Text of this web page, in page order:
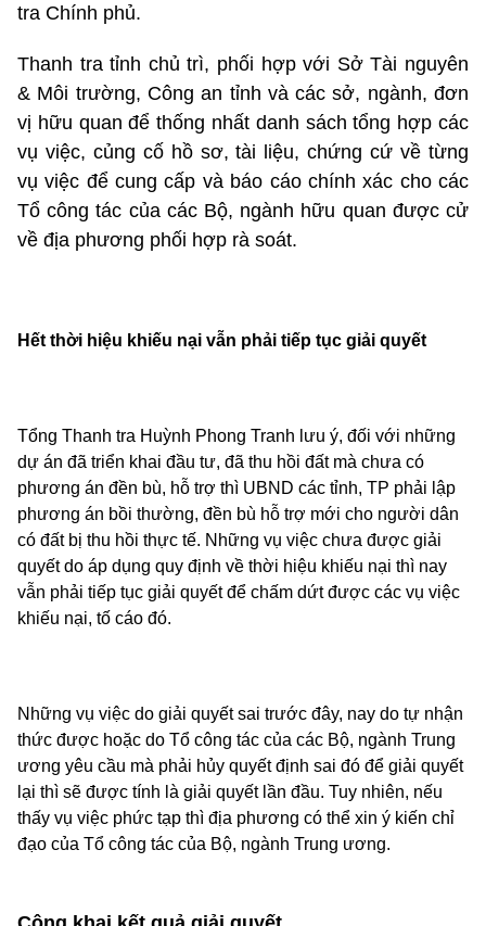
tra Chính phủ.
Thanh tra tỉnh chủ trì, phối hợp với Sở Tài nguyên
& Môi trường, Công an tỉnh và các sở, ngành, đơn
vị hữu quan để thống nhất danh sách tổng hợp các
vụ việc, củng cố hồ sơ, tài liệu, chứng cứ về từng
vụ việc để cung cấp và báo cáo chính xác cho các
Tổ công tác của các Bộ, ngành hữu quan được cử
về địa phương phối hợp rà soát.
Hết thời hiệu khiếu nại vẫn phải tiếp tục giải quyết
Tổng Thanh tra Huỳnh Phong Tranh lưu ý, đối với những
dự án đã triển khai đầu tư, đã thu hồi đất mà chưa có
phương án đền bù, hỗ trợ thì UBND các tỉnh, TP phải lập
phương án bồi thường, đền bù hỗ trợ mới cho người dân
có đất bị thu hồi thực tế. Những vụ việc chưa được giải
quyết do áp dụng quy định về thời hiệu khiếu nại thì nay
vẫn phải tiếp tục giải quyết để chấm dứt được các vụ việc
khiếu nại, tố cáo đó.
Những vụ việc do giải quyết sai trước đây, nay do tự nhận
thức được hoặc do Tổ công tác của các Bộ, ngành Trung
ương yêu cầu mà phải hủy quyết định sai đó để giải quyết
lại thì sẽ được tính là giải quyết lần đầu. Tuy nhiên, nếu
thấy vụ việc phức tạp thì địa phương có thể xin ý kiến chỉ
đạo của Tổ công tác của Bộ, ngành Trung ương.